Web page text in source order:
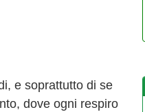
e soprattutto di se
dove ogni respiro